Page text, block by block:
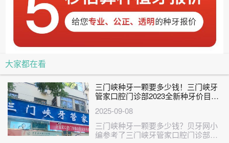
大家都在看
三门峡种牙一颗要多少钱！三门峡牙
管家口腔门诊部2023全新种牙价目
起/颗！
2025-09-08
三门峡种牙一颗要多少钱？贝牙网小
编参考了三门峡牙管家口腔门诊部、